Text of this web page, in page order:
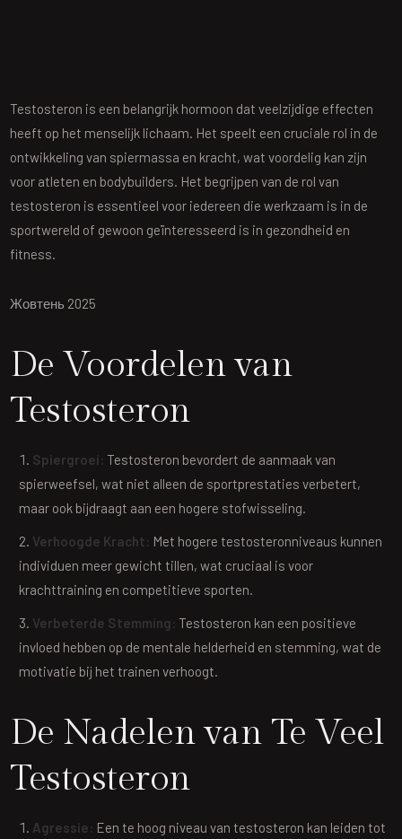
Testosteron is een belangrijk hormoon dat veelzijdige effecten
heeft op het menselijk lichaam. Het speelt een cruciale rol in de
ontwikkeling van spiermassa en kracht, wat voordelig kan zijn
voor atleten en bodybuilders. Het begrijpen van de rol van
testosteron is essentieel voor iedereen die werkzaam is in de
sportwereld of gewoon geïnteresseerd is in gezondheid en
fitness.
Жовтень 2025
De Voordelen van
Testosteron
Spiergroei: Testosteron bevordert de aanmaak van
spierweefsel, wat niet alleen de sportprestaties verbetert,
maar ook bijdraagt aan een hogere stofwisseling.
Verhoogde Kracht: Met hogere testosteronniveaus kunnen
individuen meer gewicht tillen, wat cruciaal is voor
krachttraining en competitieve sporten.
Verbeterde Stemming: Testosteron kan een positieve
invloed hebben op de mentale helderheid en stemming, wat de
motivatie bij het trainen verhoogt.
De Nadelen van Te Veel
Testosteron
Agressie: Een te hoog niveau van testosteron kan leiden tot